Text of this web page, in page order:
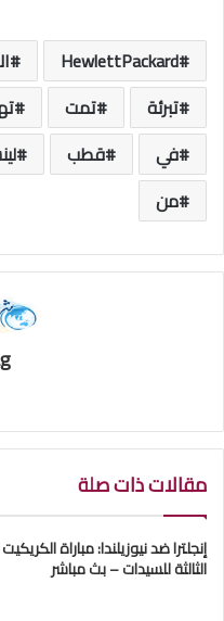
HewlettPackard
تبرئة
تمت
في
قطب
من
مقالات ذات صلة
إنجلترا ضد نيوزيلندا: مباراة الكريكيت
الثالثة للسيدات – بث مباشر